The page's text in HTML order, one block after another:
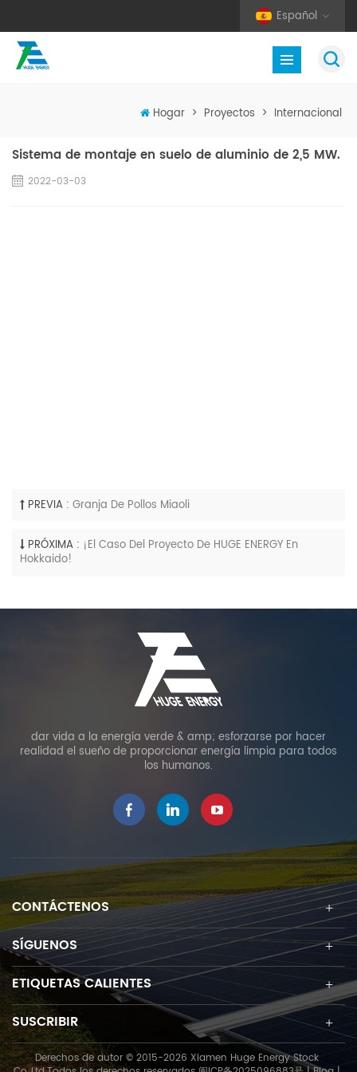
Español
Hogar > Proyectos > Internacional
Sistema de montaje en suelo de aluminio de 2,5 MW.
2022-03-03
PREVIA : Granja De Pollos Miaoli
PRÓXIMA : ¡El Caso Del Proyecto De HUGE ENERGY En
Hokkaido!
dar vida a la energía verde & amp; esforzarse por hacer
realidad el sueño de proporcionar energía limpia para todos
los humanos.
CONTÁCTENOS
SÍGUENOS
ETIQUETAS CALIENTES
SUSCRIBIR
Derechos de autor © 2015-2026 Xiamen Huge Energy Stock